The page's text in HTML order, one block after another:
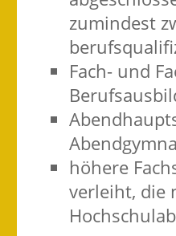
zumindest
Fach- und
höhere
verleiht, die